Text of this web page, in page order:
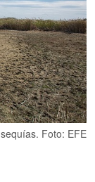
Foto: EFE